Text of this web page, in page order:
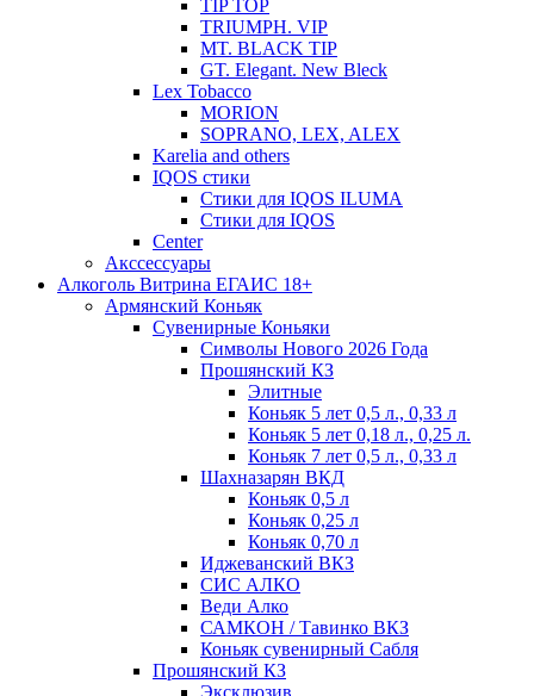
TIP TOP
TRIUMPH. VIP
MT. BLACK TIP
GT. Elegant. New Bleck
Lex Tobacco
MORION
SOPRANO, LEX, ALEX
Karelia and others
IQOS стики
Стики для IQOS ILUMA
Стики для IQOS
Сenter
Акссессуары
Алкоголь Витрина ЕГАИС 18+
Армянский Коньяк
Сувенирные Коньяки
Символы Нового 2026 Года
Прошянский КЗ
Элитные
Коньяк 5 лет 0,5 л., 0,33 л
Коньяк 5 лет 0,18 л., 0,25 л.
Коньяк 7 лет 0,5 л., 0,33 л
Шахназарян ВКД
Коньяк 0,5 л
Коньяк 0,25 л
Коньяк 0,70 л
Иджеванский ВКЗ
СИС АЛКО
Веди Алко
САМКОН / Тавинко ВКЗ
Коньяк сувенирный Сабля
Прошянский КЗ
Эксклюзив